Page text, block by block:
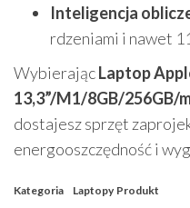
Inteligencja
rdzeniami i nawet
WybierającLaptop
13,3”/M1/8GB/256GB/
dostajesz sprzęt
energooszczędność i
Kategoria Laptopy Produkt